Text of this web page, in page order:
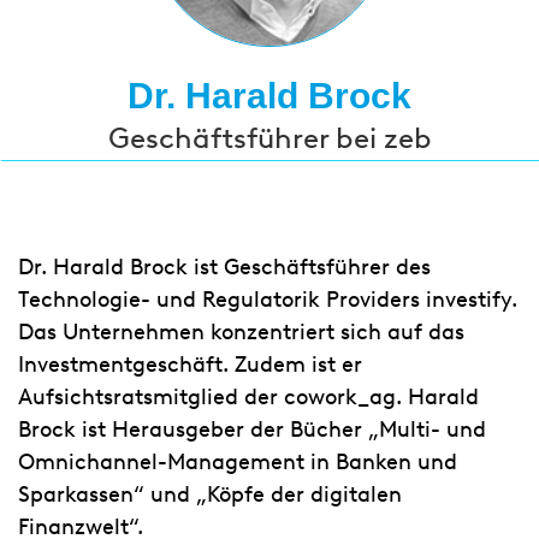
Dr. Harald Brock
Geschäftsführer bei zeb
Dr. Harald Brock ist Geschäftsführer des
Technologie- und Regulatorik Providers investify.
Das Unternehmen konzentriert sich auf das
Investmentgeschäft. Zudem ist er
Aufsichtsratsmitglied der cowork_ag. Harald
Brock ist Herausgeber der Bücher „Multi- und
Omnichannel-Management in Banken und
Sparkassen“ und „Köpfe der digitalen
Finanzwelt“.